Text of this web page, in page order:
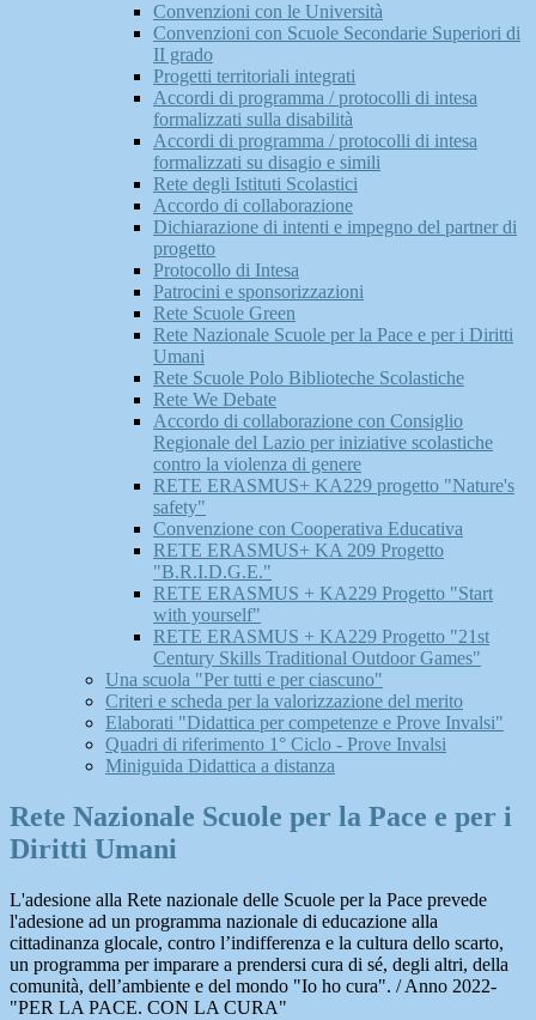
Convenzioni con le Università
Convenzioni con Scuole Secondarie Superiori di
II grado
Progetti territoriali integrati
Accordi di programma / protocolli di intesa
formalizzati sulla disabilità
Accordi di programma / protocolli di intesa
formalizzati su disagio e simili
Rete degli Istituti Scolastici
Accordo di collaborazione
Dichiarazione di intenti e impegno del partner di
progetto
Protocollo di Intesa
Patrocini e sponsorizzazioni
Rete Scuole Green
Rete Nazionale Scuole per la Pace e per i Diritti
Umani
Rete Scuole Polo Biblioteche Scolastiche
Rete We Debate
Accordo di collaborazione con Consiglio
Regionale del Lazio per iniziative scolastiche
contro la violenza di genere
RETE ERASMUS+ KA229 progetto "Nature's
safety"
Convenzione con Cooperativa Educativa
RETE ERASMUS+ KA 209 Progetto
"B.R.I.D.G.E."
RETE ERASMUS + KA229 Progetto "Start
with yourself"
RETE ERASMUS + KA229 Progetto "21st
Century Skills Traditional Outdoor Games"
Una scuola "Per tutti e per ciascuno"
Criteri e scheda per la valorizzazione del merito
Elaborati "Didattica per competenze e Prove Invalsi"
Quadri di riferimento 1° Ciclo - Prove Invalsi
Miniguida Didattica a distanza
Rete Nazionale Scuole per la Pace e per i
Diritti Umani
L'adesione alla Rete nazionale delle Scuole per la Pace prevede
l'adesione ad un programma nazionale di educazione alla
cittadinanza glocale, contro l’indifferenza e la cultura dello scarto,
un programma per imparare a prendersi cura di sé, degli altri, della
comunità, dell’ambiente e del mondo "Io ho cura". / Anno 2022-
"PER LA PACE. CON LA CURA"